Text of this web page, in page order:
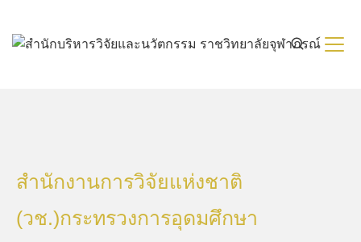
content
สำนักงานการวิจัยแห่งชาติ
(วช.)กระทรวงการอุดมศึกษา